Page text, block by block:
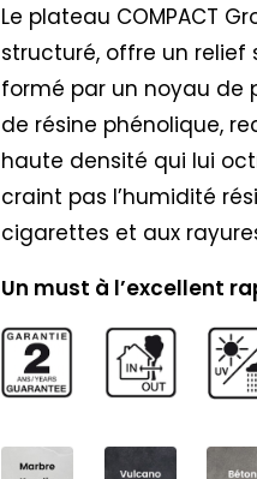
Le plateau COMPACT
structuré, offre un relief
formé par un noyau de
de résine phénolique,
haute densité qui lui
craint pas l’humidité
cigarettes et aux
Un must à l’excellent